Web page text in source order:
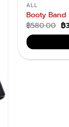
ALL
Booty
฿580.00 ฿